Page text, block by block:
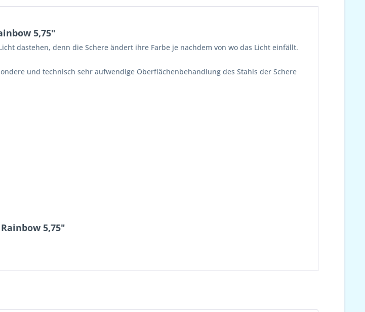
5,75"
dastehen, denn die Schere ändert ihre Farbe je nachdem von wo das Licht einfällt.
und technisch sehr aufwendige Oberflächenbehandlung des Stahls der Schere
5,75"